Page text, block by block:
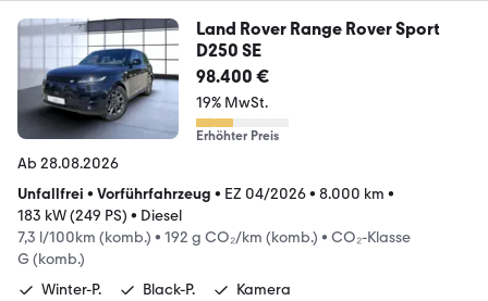
Land Rover Range Rover Sport
D250 SE
98.400 €
19% MwSt.
Erhöhter Preis
Ab 28.08.2026
Unfallfrei • Vorführfahrzeug • EZ 04/2026• 8.000 km •
183 kW (249 PS) • Diesel
7,3 l/100km (komb.) • 192 g CO₂/km (komb.) • CO₂-Klasse
G (komb.)
Winter-P.
Black-P. Kamera